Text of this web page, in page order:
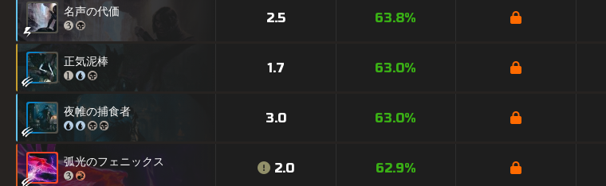
名声の代価 2.5 63.8%
正気泥棒 1.7 63.0%
夜帷の捕食者 3.0 63.0%
弧光のフェニックス 2.0 62.9%